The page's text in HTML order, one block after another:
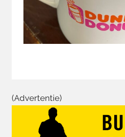
(Advertentie)